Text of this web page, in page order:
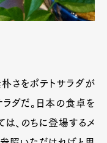
さをポテトサラダが
ダだ。日本の食卓を
、のちに登場するメ